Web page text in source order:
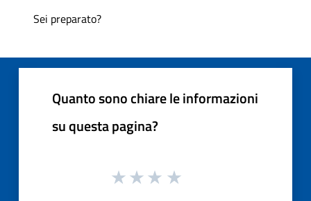
Sei preparato?
Quanto sono chiare le informazioni
su questa pagina?